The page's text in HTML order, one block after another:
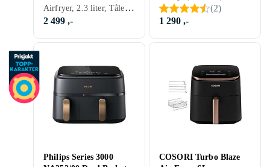
Airfryer, 2.3 liter, Tåler oppvaskmaskin, Display, Inspeksjonsvindu, Lett å rengjøre, 2050 W
2 499 ,-
(2)
1 290 ,-
Philips Series 3000
COSORI Turbo Blaze